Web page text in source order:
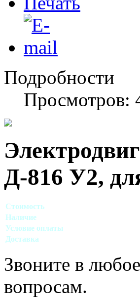
Подробности
Просмотров:
Д-816 У2,
Стоимость
Наличие
Условие оплаты
Доставка
Звоните в
вопросам.